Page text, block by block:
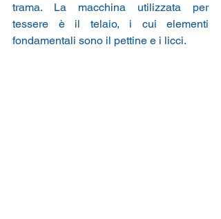
trama. La macchina utilizzata per
tessere è il telaio, i cui elementi
fondamentali sono il pettine e i licci.